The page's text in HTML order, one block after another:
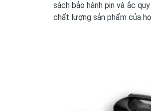
sách bảo hành pin và ắc
chất lượng sản phẩm của